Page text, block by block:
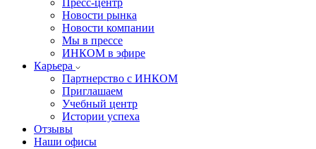
Пресс-центр
Новости рынка
Новости компании
Мы в прессе
ИНКОМ в эфире
Карьера
Партнерство с ИНКОМ
Приглашаем
Учебный центр
Истории успеха
Отзывы
Наши офисы